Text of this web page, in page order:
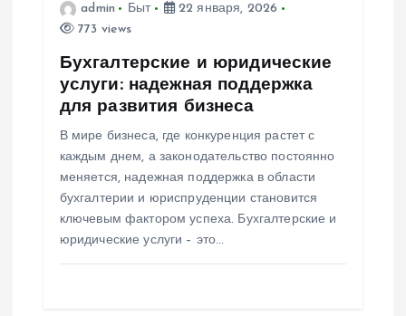
admin Быт
22 января, 2026
773 views
Бухгалтерские и юридические
услуги: надежная поддержка
для развития бизнеса
В мире бизнеса, где конкуренция растет с
каждым днем, а законодательство постоянно
меняется, надежная поддержка в области
бухгалтерии и юриспруденции становится
ключевым фактором успеха. Бухгалтерские и
юридические услуги – это…